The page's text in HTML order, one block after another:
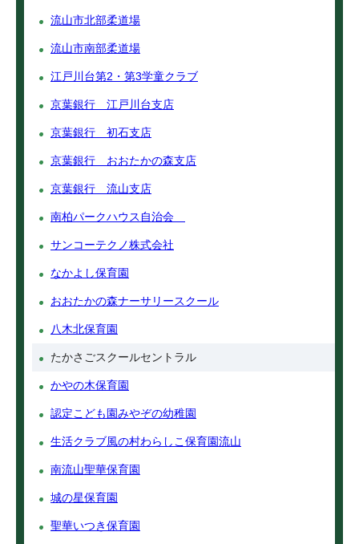
流山市北部柔道場
流山市南部柔道場
江戸川台第2・第3学童クラブ
京葉銀行 江戸川台支店
京葉銀行 初石支店
京葉銀行 おおたかの森支店
京葉銀行 流山支店
南柏パークハウス自治会
サンコーテクノ株式会社
なかよし保育園
おおたかの森ナーサリースクール
八木北保育園
たかさごスクールセントラル
かやの木保育園
認定こども園みやぞの幼稚園
生活クラブ風の村わらしこ保育園流山
南流山聖華保育園
城の星保育園
聖華いつき保育園